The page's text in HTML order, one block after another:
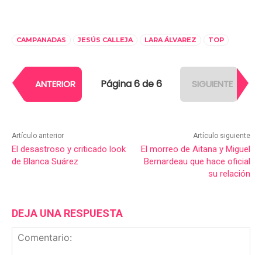
CAMPANADAS JESÚS CALLEJA LARA ÁLVAREZ TOP
ANTERIOR Página 6 de 6 SIGUIENTE
Artículo anterior
El desastroso y criticado look
de Blanca Suárez
Artículo siguiente
El morreo de Aitana y Miguel
Bernardeau que hace oficial
su relación
DEJA UNA RESPUESTA